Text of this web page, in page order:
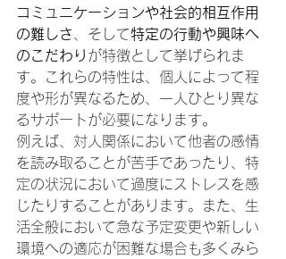
コミュニケーションや社会的相互作用
の難しさ、そして特定の行動や興味へ
のこだわり が特徴として挙げられま
す。これらの特性は、個人によって程
度や形が異なるため、一人ひとり異な
るサポートが必要になります。
例えば、対人関係において他者の感情
を読み取ることが苦手であったり、特
定の状況において過度にストレスを感
じたりすることがあります。また、生
活全般において急な予定変更や新しい
環境への適応が困難な場合も多くみら